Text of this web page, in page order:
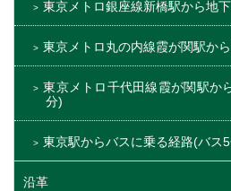
東京メトロ銀座線新橋駅から地
東京メトロ丸の内線霞が関駅か
東京メトロ千代田線霞が関駅か
分)
東京駅からバスに乗る経路(バス
沿革